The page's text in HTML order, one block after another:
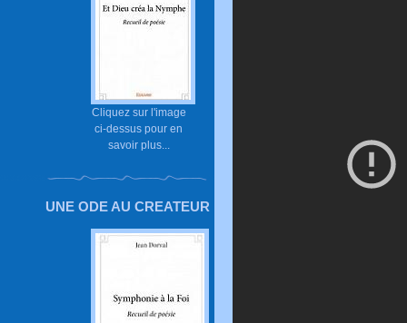
Cliquez sur l'image
ci-dessus pour en
savoir plus...
UNE ODE AU CREATEUR